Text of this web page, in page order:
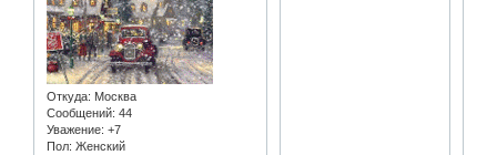
Откуда: Москва
Сообщений: 44
Уважение: +7
Пол: Женский